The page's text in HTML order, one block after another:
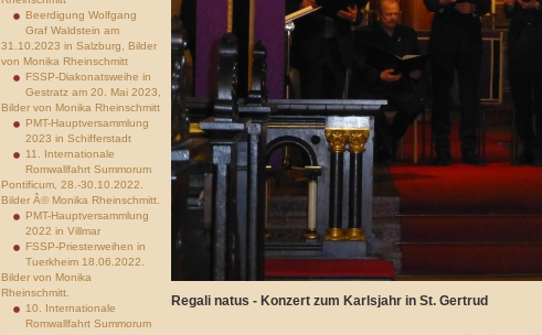
Beerdigung Wolfgang
Graf Waldstein am
31.10.2023 in Salzburg, Bilder
von Monika Rheinschmitt
FSSP-Diakonatsweihe in
Gestratz am 20. Mai 2023,
Bilder von Monika Rheinschmitt
PMT-Hauptversammlung
2023 in Schifferstadt
11. Internationale
Romwallfahrt Summorum
Pontificum, 28.-30.10.2022.
Bilder Â© Monika Rheinschmitt.
PMT-Hauptversammlung
2022 in Villmar
FSSP-Priesterweihen in
Tuerkheim 18.06.2022.
Bilder von Monika
Rheinschmitt.
10. Internationale
Romwallfahrt Summorum
Regali natus - Konzert zum Karlsjahr in St. Gertrud